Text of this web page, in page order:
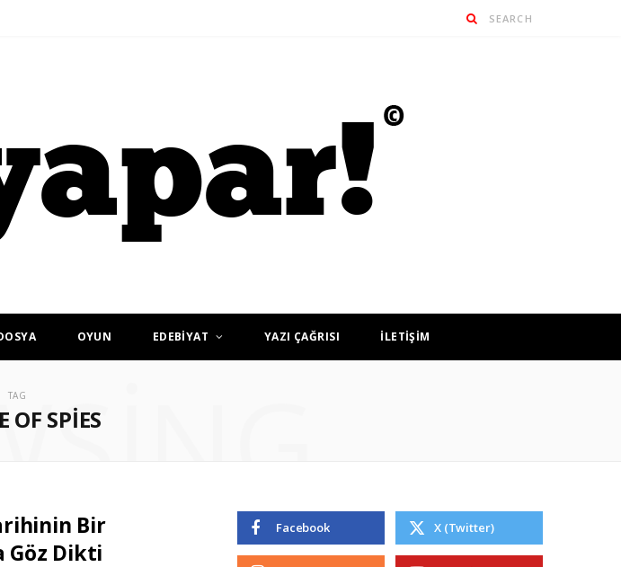
OYUN EDEBİYAT YAZI ÇAĞRISI İLETİŞİM
TAG
OF SPIES
Bir
Göz Dikti
Facebook X (Twitter)